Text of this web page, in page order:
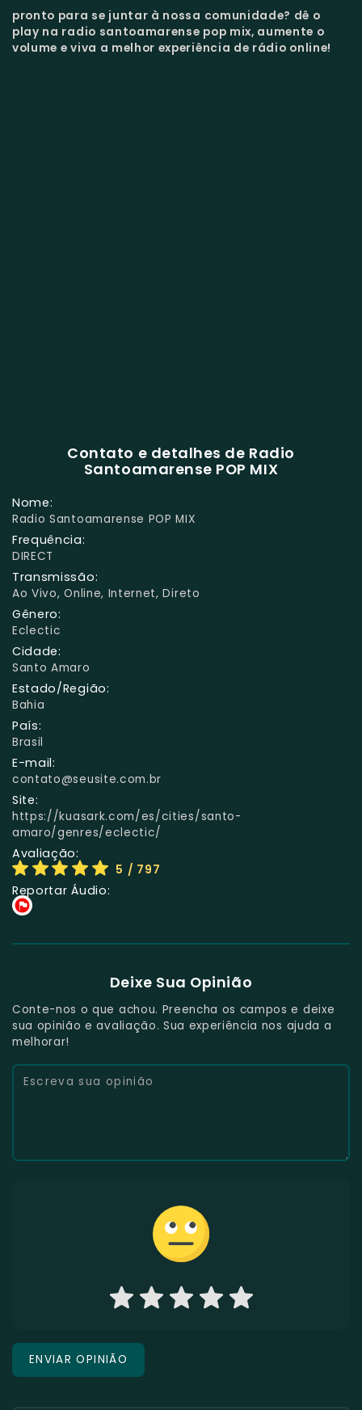
pronto para se juntar à nossa comunidade? dê o
play na radio santoamarense pop mix, aumente o
volume e viva a melhor experiência de rádio online!
Contato e detalhes de Radio
Santoamarense POP MIX
Nome:
Radio Santoamarense POP MIX
Frequência:
DIRECT
Transmissão:
Ao Vivo, Online, Internet, Direto
Gênero:
Eclectic
Cidade:
Santo Amaro
Estado/Região:
Bahia
País:
Brasil
E-mail:
contato@seusite.com.br
Site:
https://kuasark.com/es/cities/santo-
amaro/genres/eclectic/
Avaliação:
5 / 797
Reportar Áudio:
Deixe Sua Opinião
Conte-nos o que achou. Preencha os campos e deixe
sua opinião e avaliação. Sua experiência nos ajuda a
melhorar!